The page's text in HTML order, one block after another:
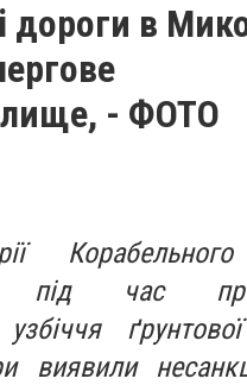
дороги в
- ФОТО
під час
виявили